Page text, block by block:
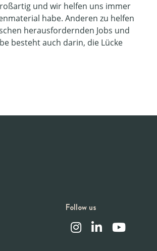
und wir helfen uns immer
habe. Anderen zu helfen
herausfordernden Jobs und
besteht auch darin, die Lücke
Follow us